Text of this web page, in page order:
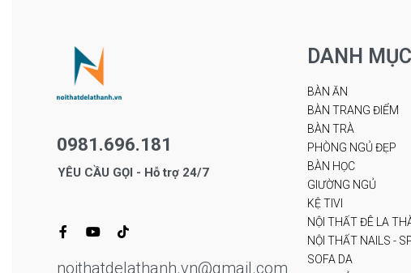
0981.696.181
YÊU CẦU GỌI - Hỗ trợ 24/7
noithatdelathanh.vn@gmail.com
DANH MỤC
BÀN ĂN
BÀN TRANG ĐIỂM
BÀN TRÀ
PHÒNG NGỦ ĐẸP
BÀN HỌC
GIƯỜNG NGỦ
KỆ TIVI
NỘI THẤT ĐÊ LA
NỘI THẤT NAILS -
SOFA DA